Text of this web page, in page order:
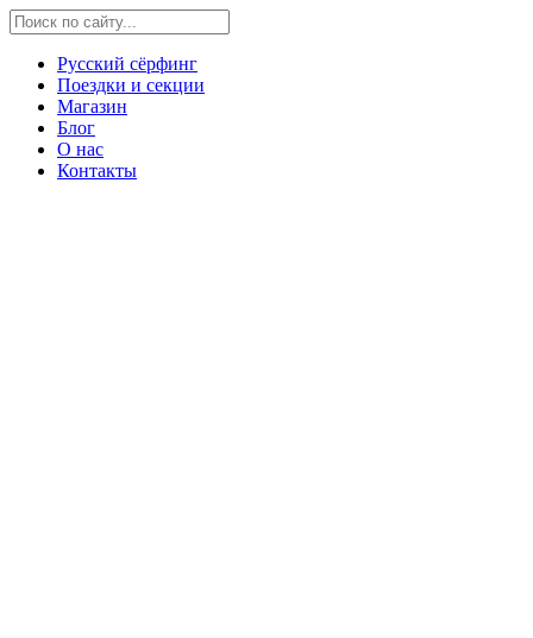
Русский сёрфинг
Поездки и секции
Магазин
Блог
О нас
Контакты